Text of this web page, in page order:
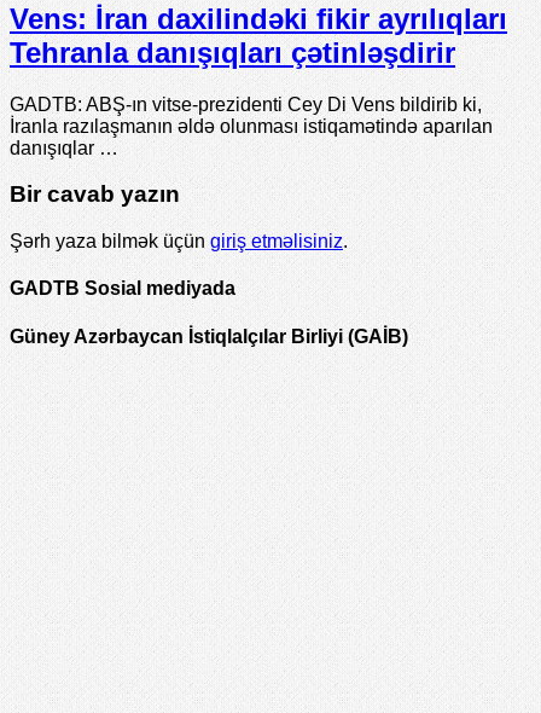
Vens: İran daxilindəki fikir ayrılıqları
Tehranla danışıqları çətinləşdirir
GADTB: ABŞ-ın vitse-prezidenti Cey Di Vens bildirib ki,
İranla razılaşmanın əldə olunması istiqamətində aparılan
danışıqlar …
Bir cavab yazın
Şərh yaza bilmək üçün giriş etməlisiniz.
GADTB Sosial mediyada
Güney Azərbaycan İstiqlalçılar Birliyi (GAİB)